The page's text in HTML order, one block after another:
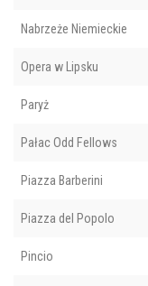
Nabrzeże Niemieckie
Opera w Lipsku
Paryż
Pałac Odd Fellows
Piazza Barberini
Piazza del Popolo
Pincio